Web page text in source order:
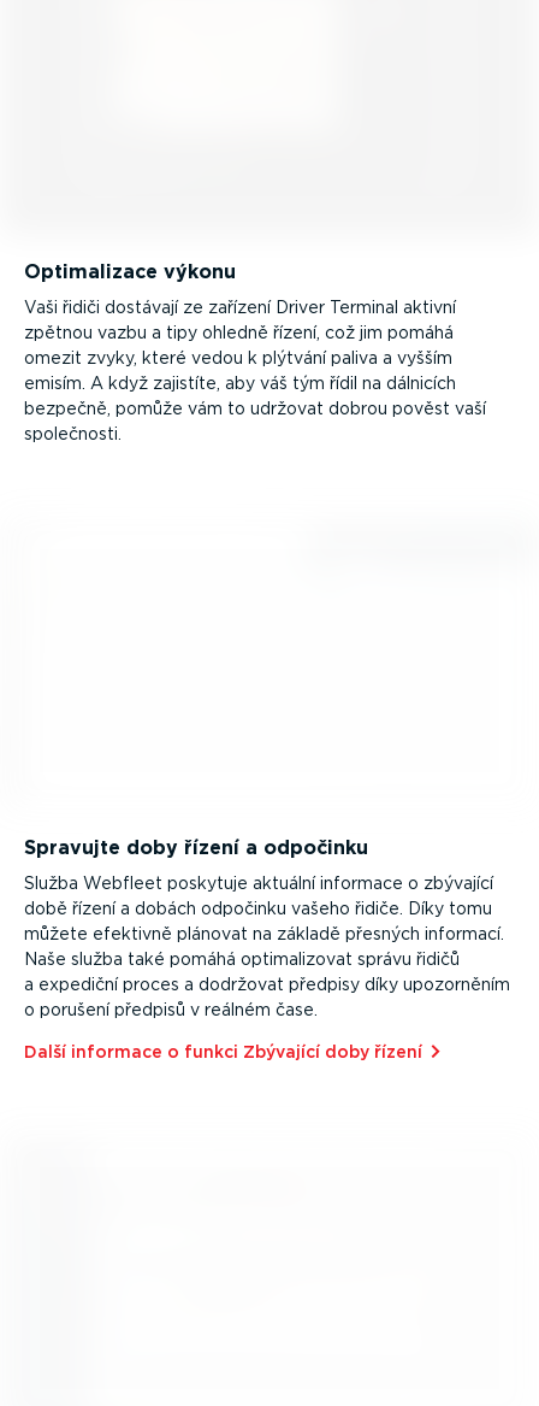
Optima­lizace výkonu
Vaši řidiči dostávají ze zařízení Driver Terminal aktivní
zpětnou vazbu a tipy ohledně řízení, což jim pomáhá
omezit zvyky, které vedou k plýtvání paliva a vyšším
emisím. A když zajistíte, aby váš tým řídil na dálnicích
bezpečně, pomůže vám to udržovat dobrou pověst vaší
společnosti.
Spravujte doby řízení a odpočinku
Služba Webfleet poskytuje aktuální informace o zbývající
době řízení a dobách odpočinku vašeho řidiče. Díky tomu
můžete efektivně plánovat na základě přesných informací.
Naše služba také pomáhá optima­li­zovat správu řidičů
a expediční proces a dodržovat předpisy díky upozorněním
o porušení předpisů v reálném čase.
Další informace o funkci Zbývající doby řízení